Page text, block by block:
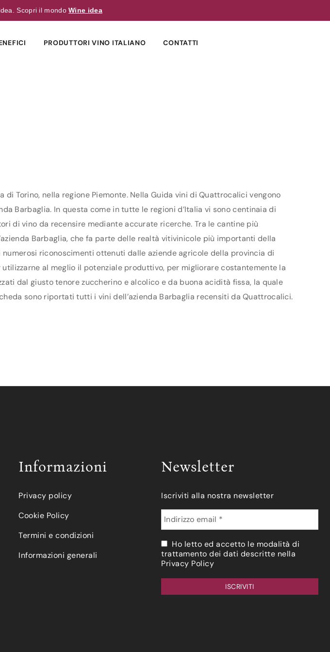
Scopri il mondoWine idea
PRODUTTORI VINO ITALIANO CONTATTI
Torino, nella regione Piemonte. Nella Guida vini di Quattrocalici vengono
Barbaglia. In questa come in tutte le regioni d’Italia vi sono centinaia di
di vino da recensire mediante accurate ricerche. Tra le cantine più
Barbaglia, che fa parte delle realtà vitivinicole più importanti della
riconoscimenti ottenuti dalle aziende agricole della provincia di
al meglio il potenziale produttivo, per migliorare costantemente la
dal giusto tenore zuccherino e alcolico e da buona acidità fissa, la quale
sono riportati tutti i vini dell’azienda Barbaglia recensiti da Quattrocalici.
Informazioni
Privacy policy
Cookie Policy
Termini e condizioni
Informazioni generali
Newsletter
Iscriviti alla nostra newsletter
Ho letto ed accetto le modalità di
trattamento dei dati descritte nella
Privacy Policy